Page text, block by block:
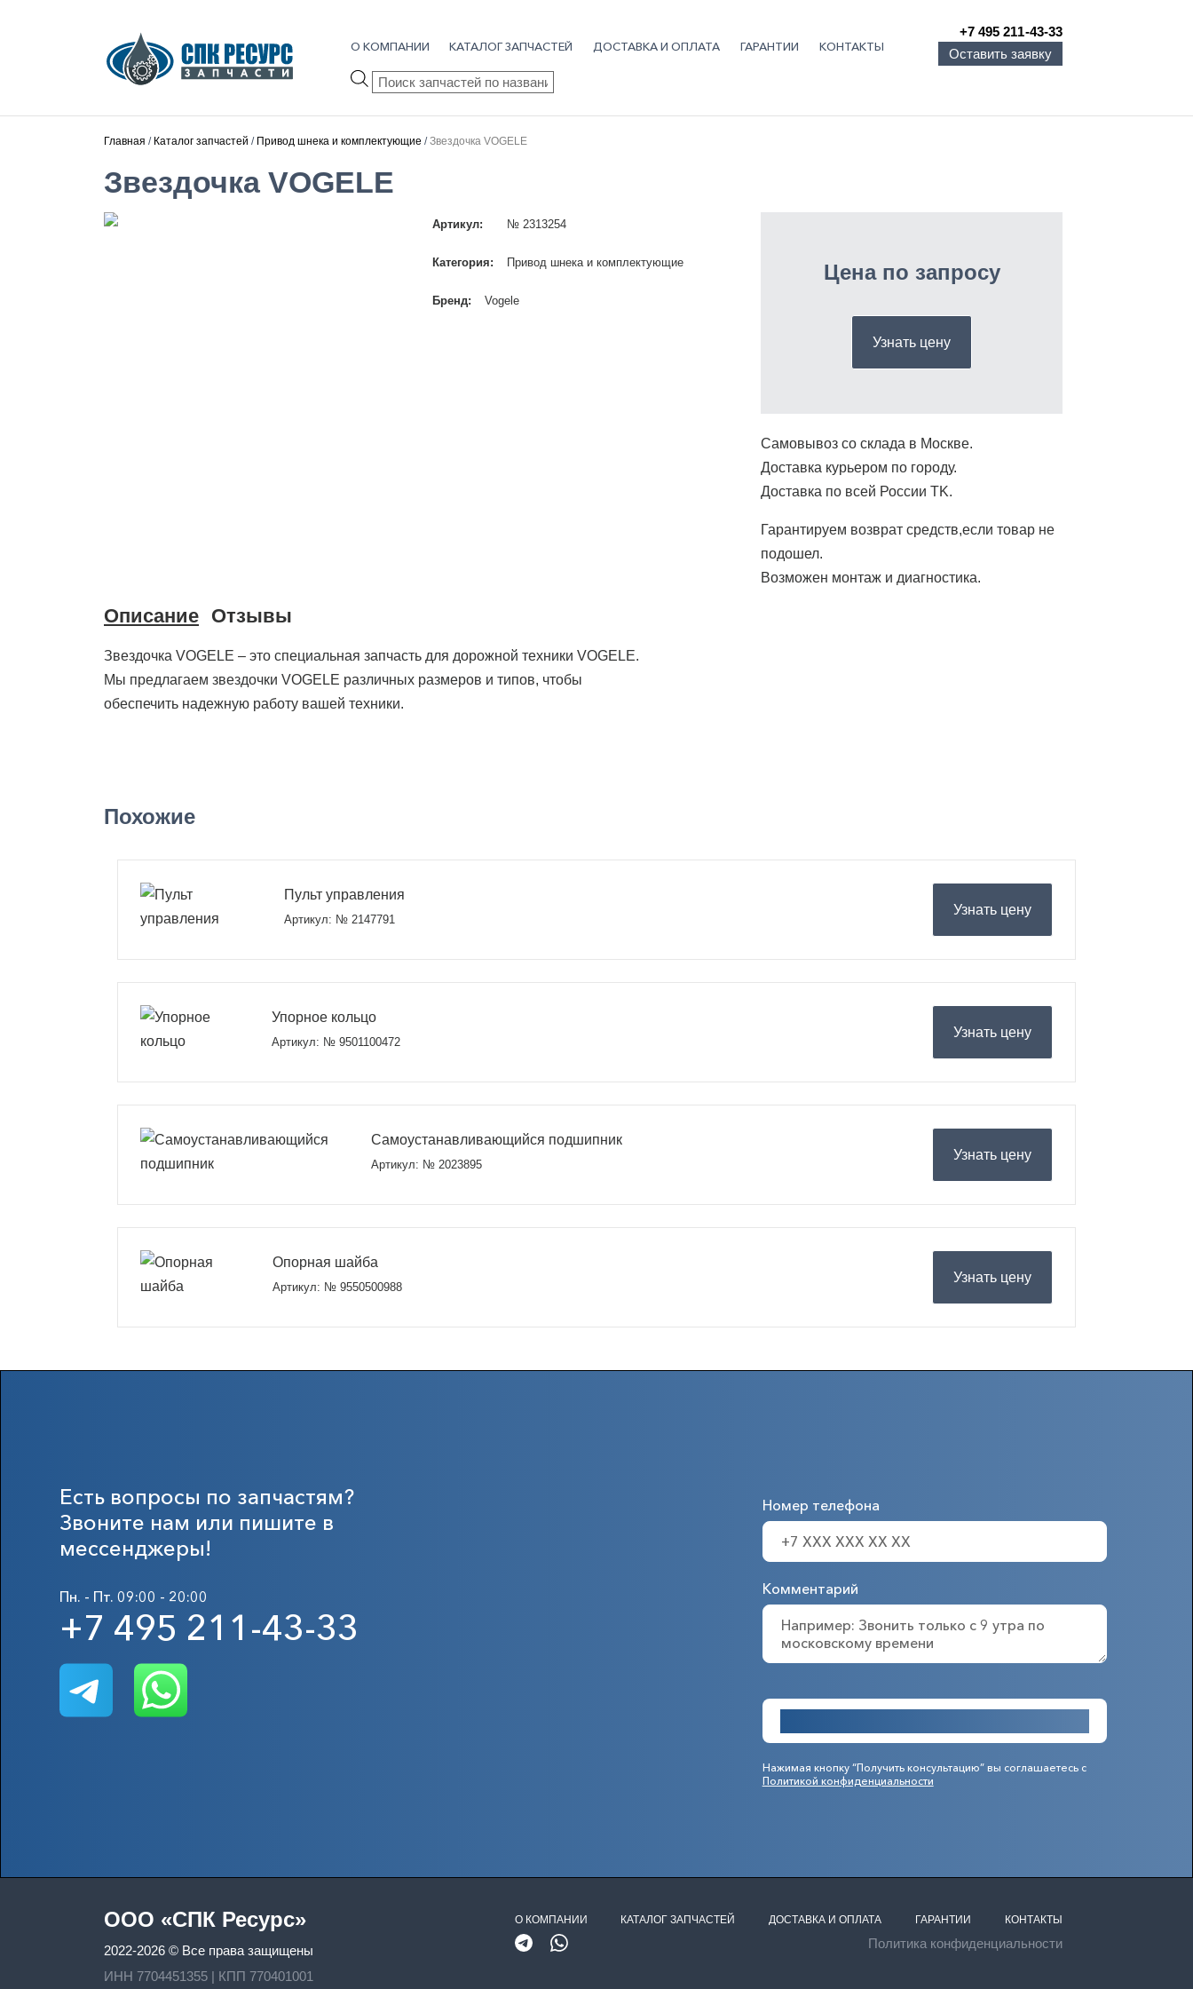
О КОМПАНИИ КАТАЛОГ ЗАПЧАСТЕЙ ДОСТАВКА И ОПЛАТА ГАРАНТИИ КОНТАКТЫ
+7 495 211-43-33
Оставить заявку
Поиск
товаров
Главная / Каталог запчастей / Привод шнека и комплектующие /Звездочка VOGELE
Звездочка VOGELE
Артикул: № 2313254
Категория: Привод шнека и комплектующие
Бренд: Vogele
Цена по запросу
Узнать цену
Самовывоз со склада в Москве.
Доставка курьером по городу.
Доставка по всей России ТK.
Гарантируем возврат средств,если товар не
подошел.
Возможен монтаж и диагностика.
Описание Отзывы
Звездочка VOGELE – это специальная запчасть для дорожной техники VOGELE.
Мы предлагаем звездочки VOGELE различных размеров и типов, чтобы
обеспечить надежную работу вашей техники.
Похожие
Пульт управления
Артикул: № 2147791
Узнать цену
Упорное кольцо
Артикул: № 9501100472
Узнать цену
Самоустанавливающийся подшипник
Артикул: № 2023895
Узнать цену
Опорная шайба
Артикул: № 9550500988
Узнать цену
Есть вопросы по запчастям?
Звоните нам или пишите в
мессенджеры!
Пн. - Пт. 09:00 - 20:00
+7 495 211-43-33
Номер телефона
Комментарий
Нажимая кнопку “Получить консультацию” вы соглашаетесь с
Политикой конфиденциальности
OOO «СПК Ресурс» О КОМПАНИИ КАТАЛОГ ЗАПЧАСТЕЙ ДОСТАВКА И ОПЛАТА ГАРАНТИИ КОНТАКТЫ
2022-2026 © Все права защищены
ИНН 7704451355 | КПП 770401001
Политика конфиденциальности